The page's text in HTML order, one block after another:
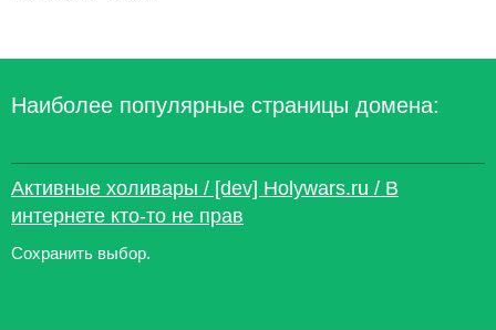
Наиболее популярные страницы домена:
Активные холивары / [dev] Holywars.ru / В
интернете кто-то не прав
Сохранить выбор.